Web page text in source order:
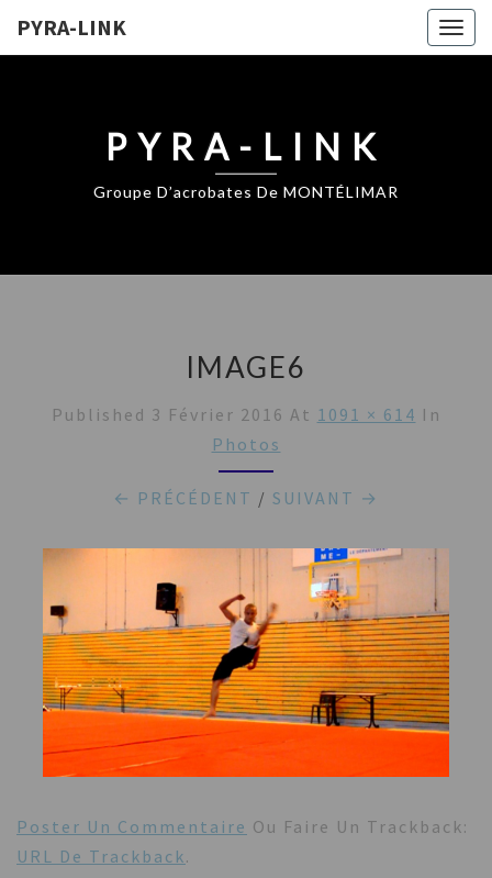
PYRA-LINK
PYRA-LINK
Groupe D’acrobates De MONTÉLIMAR
IMAGE6
Published 3 Février 2016 At 1091 × 614 In
Photos
← PRÉCÉDENT / SUIVANT →
Poster Un Commentaire Ou Faire Un Trackback:
URL De Trackback.